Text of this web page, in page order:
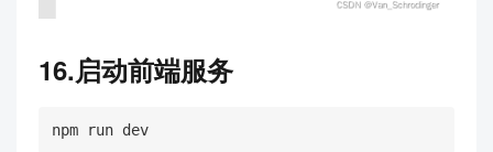
16.启动前端服务
npm run dev